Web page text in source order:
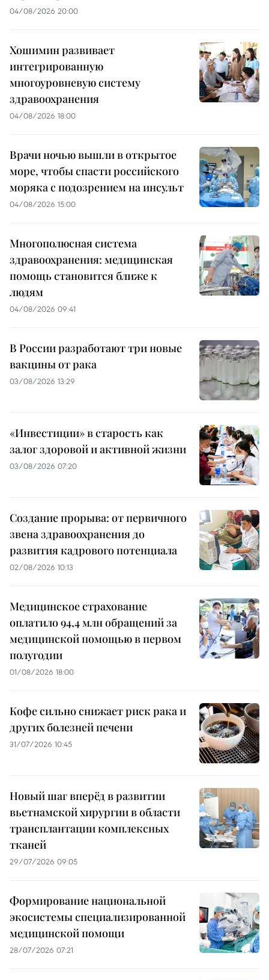
04/08/2026 20:00
Хошимин развивает
интегрированную
многоуровневую систему
здравоохранения
04/08/2026 18:00
Врачи ночью вышли в открытое
море, чтобы спасти российского
моряка с подозрением на инсульт
04/08/2026 15:00
Многополюсная система
здравоохранения: медицинская
помощь становится ближе к
людям
04/08/2026 09:41
В России разработают три новые
вакцины от рака
03/08/2026 13:29
«Инвестиции» в старость как
залог здоровой и активной жизни
03/08/2026 07:20
Создание прорыва: от первичного
звена здравоохранения до
развития кадрового потенциала
02/08/2026 10:13
Медицинское страхование
оплатило 94,4 млн обращений за
медицинской помощью в первом
полугодии
01/08/2026 18:00
Кофе сильно снижает риск рака и
других болезней печени
31/07/2026 10:45
Новый шаг вперёд в развитии
вьетнамской хирургии в области
трансплантации комплексных
тканей
29/07/2026 09:05
Формирование национальной
экосистемы специализированной
медицинской помощи
28/07/2026 07:21